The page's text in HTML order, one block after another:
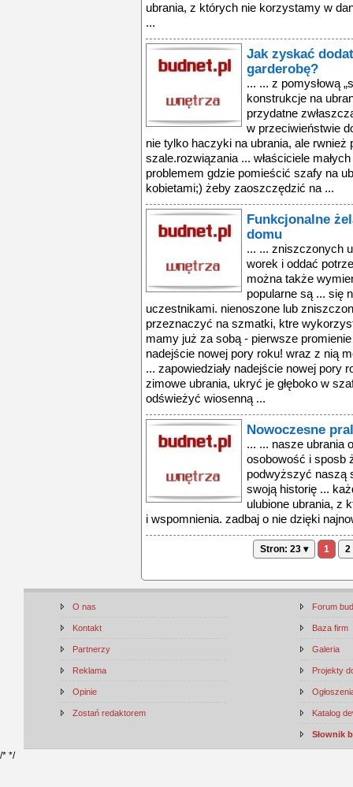
ubrania, z których nie korzystamy w
...
Jak zyskać
garderobę?
... ... z pomysłową
konstrukcje na
przydatne
w przeciwieństwie
nie tylko haczyki na ubrania, ale rwnież
szale.rozwiązania ... właściciele
problemem gdzie pomieścić szafy na
kobietami;) żeby zaoszczędzić na ...
Funkcjonalne
domu
... ... zniszczonych
worek i oddać
można także
popularne są ... się
uczestnikami. nienoszone lub
przeznaczyć na szmatki, ktre
mamy już za sobą - pierwsze
nadejście nowej pory roku! wraz z nią
... zapowiedziały nadejście nowej pory
zimowe ubrania, ukryć je głęboko w
odświeżyć wiosenną ...
Nowoczesne
... ... nasze ubrania
osobowość i sposb
podwyższyć naszą
swoją historię ...
ulubione ubrania, z
i wspomnienia. zadbaj o nie dzięki
Stron: 23 ▾ 1 2
O nas
Kontakt
Partnerzy
Reklama
Opinie
Zostań redaktorem
Forum
Baza firm
Galeria
Projekty
Katalog
Słownik
/* */